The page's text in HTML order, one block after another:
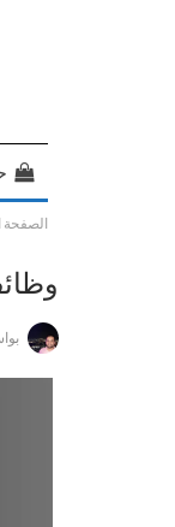
الصفحة